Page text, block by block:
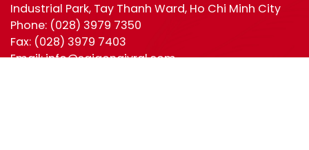
Industrial Park, Tay Thanh Ward, Ho Chi Minh City
Phone: (028) 3979 7350
Fax: (028) 3979 7403
Email:info@saigongivral.com